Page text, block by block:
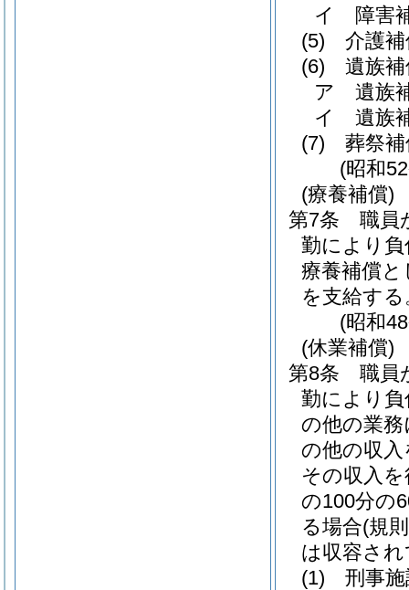
イ
障害
(5)
介護
(6)
遺族
ア
遺族
イ
遺族
(7)
葬祭
(昭和
(療養補償)
第7条
職員
勤により
療養補償
を支給する
(昭和
(休業補償)
第8条
職員
勤により
の他の業
の他の収
その収入
の100分の
る場合(規
は収容さ
(1)
刑事